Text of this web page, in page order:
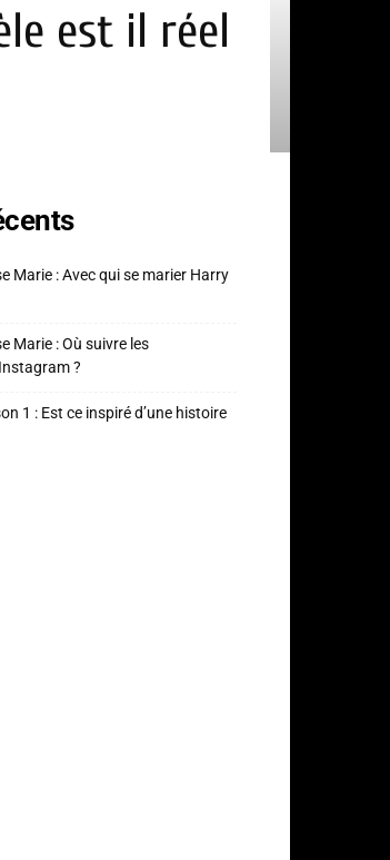
est il réel
Marie : Avec qui se marier Harry
Marie : Où suivre les
?
1 : Est ce inspiré d’une histoire